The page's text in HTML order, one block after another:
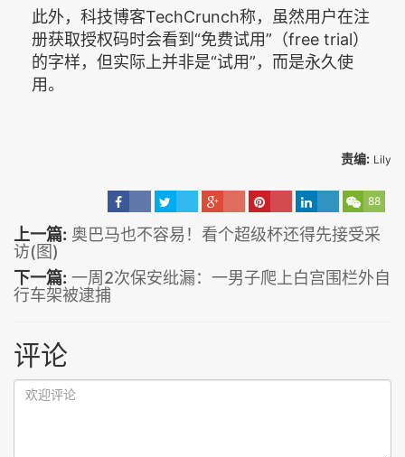
此外，科技博客TechCrunch称，虽然用户在注
册获取授权码时会看到“免费试用”（free trial）
的字样，但实际上并非是“试用”，而是永久使
用。
责编: Lily
88
上一篇: 奥巴马也不容易！看个超级杯还得先接受采
访(图)
下一篇: 一周2次保安纰漏：一男子爬上白宫围栏外自
行车架被逮捕
评论